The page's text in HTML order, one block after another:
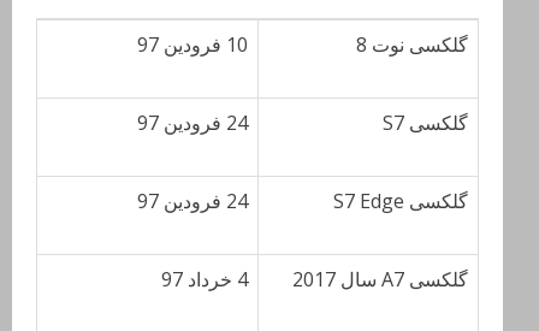
گلکسی نوت 8 10 فرودین 97
گلکسی S7 24 فرودین 97
گلکسی S7 Edge 24 فرودین 97
گلکسی A7 سال 2017 4 خرداد 97